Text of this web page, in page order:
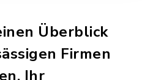
Überblick
Firmen
Ihr